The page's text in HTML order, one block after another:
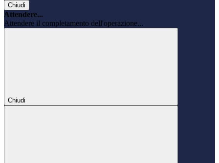
Chiudi
Attendere...
Attendere il completamento dell'operazione...
Chiudi